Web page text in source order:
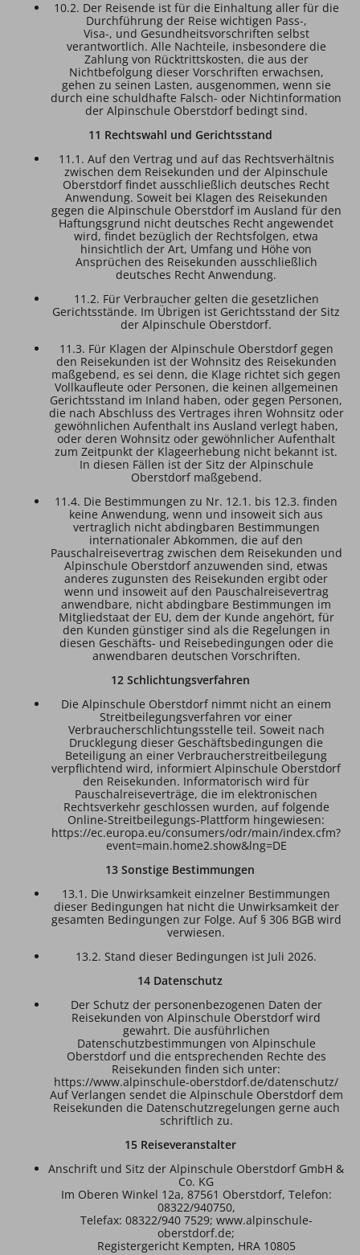
10.2. Der Reisende ist für die Einhaltung aller für die
Durchführung der Reise wichtigen Pass-,
Visa-, und Gesundheitsvorschriften selbst
verantwortlich. Alle Nachteile, insbesondere die
Zahlung von Rücktrittskosten, die aus der
Nichtbefolgung dieser Vorschriften erwachsen,
gehen zu seinen Lasten, ausgenommen, wenn sie
durch eine schuldhafte Falsch- oder Nichtinformation
der Alpinschule Oberstdorf bedingt sind.
11 Rechtswahl und Gerichtsstand
11.1. Auf den Vertrag und auf das Rechtsverhältnis
zwischen dem Reisekunden und der Alpinschule
Oberstdorf findet ausschließlich deutsches Recht
Anwendung. Soweit bei Klagen des Reisekunden
gegen die Alpinschule Oberstdorf im Ausland für den
Haftungsgrund nicht deutsches Recht angewendet
wird, findet bezüglich der Rechtsfolgen, etwa
hinsichtlich der Art, Umfang und Höhe von
Ansprüchen des Reisekunden ausschließlich
deutsches Recht Anwendung.
11.2. Für Verbraucher gelten die gesetzlichen
Gerichtsstände. Im Übrigen ist Gerichtsstand der Sitz
der Alpinschule Oberstdorf.
11.3. Für Klagen der Alpinschule Oberstdorf gegen
den Reisekunden ist der Wohnsitz des Reisekunden
maßgebend, es sei denn, die Klage richtet sich gegen
Vollkaufleute oder Personen, die keinen allgemeinen
Gerichtsstand im Inland haben, oder gegen Personen,
die nach Abschluss des Vertrages ihren Wohnsitz oder
gewöhnlichen Aufenthalt ins Ausland verlegt haben,
oder deren Wohnsitz oder gewöhnlicher Aufenthalt
zum Zeitpunkt der Klageerhebung nicht bekannt ist.
In diesen Fällen ist der Sitz der Alpinschule
Oberstdorf maßgebend.
11.4. Die Bestimmungen zu Nr. 12.1. bis 12.3. finden
keine Anwendung, wenn und insoweit sich aus
vertraglich nicht abdingbaren Bestimmungen
internationaler Abkommen, die auf den
Pauschalreisevertrag zwischen dem Reisekunden und
Alpinschule Oberstdorf anzuwenden sind, etwas
anderes zugunsten des Reisekunden ergibt oder
wenn und insoweit auf den Pauschalreisevertrag
anwendbare, nicht abdingbare Bestimmungen im
Mitgliedstaat der EU, dem der Kunde angehört, für
den Kunden günstiger sind als die Regelungen in
diesen Geschäfts- und Reisebedingungen oder die
anwendbaren deutschen Vorschriften.
12 Schlichtungsverfahren
Die Alpinschule Oberstdorf nimmt nicht an einem
Streitbeilegungsverfahren vor einer
Verbraucherschlichtungsstelle teil. Soweit nach
Drucklegung dieser Geschäftsbedingungen die
Beteiligung an einer Verbraucherstreitbeilegung
verpflichtend wird, informiert Alpinschule Oberstdorf
den Reisekunden. Informatorisch wird für
Pauschalreiseverträge, die im elektronischen
Rechtsverkehr geschlossen wurden, auf folgende
Online-Streitbeilegungs-Plattform hingewiesen:
https://ec.europa.eu/consumers/odr/main/index.cfm?
event=main.home2.show&lng=DE
13 Sonstige Bestimmungen
13.1. Die Unwirksamkeit einzelner Bestimmungen
dieser Bedingungen hat nicht die Unwirksamkeit der
gesamten Bedingungen zur Folge. Auf § 306 BGB wird
verwiesen.
13.2. Stand dieser Bedingungen ist Juli 2026.
14 Datenschutz
Der Schutz der personenbezogenen Daten der
Reisekunden von Alpinschule Oberstdorf wird
gewahrt. Die ausführlichen
Datenschutzbestimmungen von Alpinschule
Oberstdorf und die entsprechenden Rechte des
Reisekunden finden sich unter:
https://www.alpinschule-oberstdorf.de/datenschutz/
Auf Verlangen sendet die Alpinschule Oberstdorf dem
Reisekunden die Datenschutzregelungen gerne auch
schriftlich zu.
15 Reiseveranstalter
Anschrift und Sitz der Alpinschule Oberstdorf GmbH &
Co. KG
Im Oberen Winkel 12a, 87561 Oberstdorf, Telefon:
08322/940750,
Telefax: 08322/940 7529; www.alpinschule-
oberstdorf.de;
Registergericht Kempten, HRA 10805